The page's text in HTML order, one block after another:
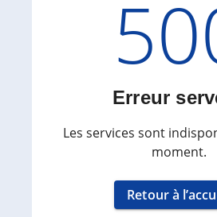
Erreur
Les services sont
moment.
Retour à